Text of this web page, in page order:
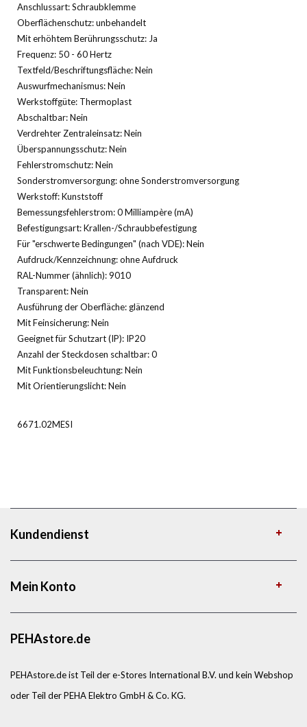
Anschlussart: Schraubklemme
Oberflächenschutz: unbehandelt
Mit erhöhtem Berührungsschutz: Ja
Frequenz: 50 - 60 Hertz
Textfeld/Beschriftungsfläche: Nein
Auswurfmechanismus: Nein
Werkstoffgüte: Thermoplast
Abschaltbar: Nein
Verdrehter Zentraleinsatz: Nein
Überspannungsschutz: Nein
Fehlerstromschutz: Nein
Sonderstromversorgung: ohne Sonderstromversorgung
Werkstoff: Kunststoff
Bemessungsfehlerstrom: 0 Milliampère (mA)
Befestigungsart: Krallen-/Schraubbefestigung
Für "erschwerte Bedingungen" (nach VDE): Nein
Aufdruck/Kennzeichnung: ohne Aufdruck
RAL-Nummer (ähnlich): 9010
Transparent: Nein
Ausführung der Oberfläche: glänzend
Mit Feinsicherung: Nein
Geeignet für Schutzart (IP): IP20
Anzahl der Steckdosen schaltbar: 0
Mit Funktionsbeleuchtung: Nein
Mit Orientierungslicht: Nein
6671.02MESI
Kundendienst
Mein Konto
PEHAstore.de
PEHAstore.de ist Teil der e-Stores International B.V. und kein Webshop
oder Teil der PEHA Elektro GmbH & Co. KG.